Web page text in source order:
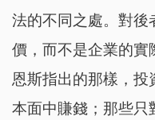
法的不同之處。對後
價，而不是企業的實
恩斯指出的那樣，投
本面中賺錢；那些只